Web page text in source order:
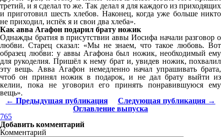
третий, и я сделал то же. Так делал я для каждого из приходящих
и приготовил шесть хлебов. Наконец, когда уже больше никто
не приходил, испёк я и свои два хлеба».
Как авва Агафон подарил брату ножик
Однажды братия в присутствии аввы Иосифа начали разговор о
любви. Старец сказал: «Мы не знаем, что такое любовь. Вот
образец любви: у аввы Агафона был ножик, необходимый ему
для рукоделия. Пришёл к нему брат и, увидев ножик, похвалил
эту вещь. Авва Агафон немедленно начал упрашивать брата,
чтоб он принял ножик в подарок, и не дал брату выйти из
келии, пока не уговорил его принять понравившуюся ему
вещь».
← Предыдущая публикация
Следующая публикация →
Оглавление выпуска
765
Добавить комментарий
Комментарий